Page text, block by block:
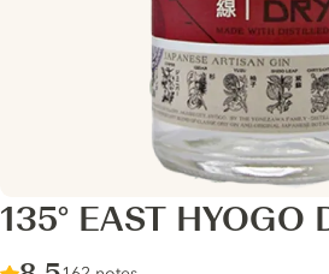
135° EAST HYOGO